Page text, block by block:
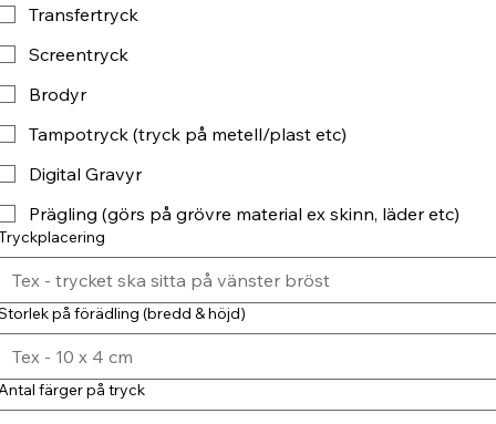
Transfertryck
Screentryck
Brodyr
Tampotryck (tryck på metell/plast etc)
Digital Gravyr
Prägling (görs på grövre material ex skinn, läder etc)
på förädling (bredd & höjd)
färger på tryck